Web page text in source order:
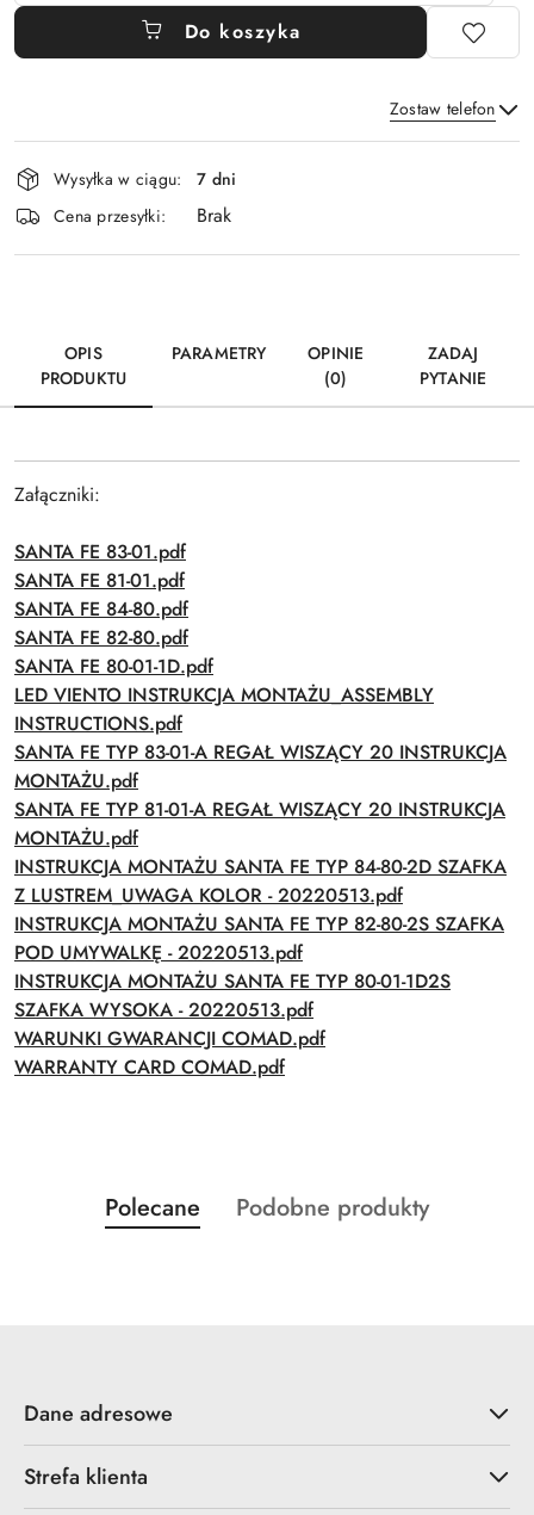
Do koszyka
Zostaw telefon
Dostępność
i
dostawa
Wysyłka w ciągu:
7 dni
Cena przesyłki:
Brak
OPIS
PRODUKTU
PARAMETRY
OPINIE
(0)
ZADAJ
PYTANIE
Załączniki:
SANTA FE 83-01.pdf
SANTA FE 81-01.pdf
SANTA FE 84-80.pdf
SANTA FE 82-80.pdf
SANTA FE 80-01-1D.pdf
LED VIENTO INSTRUKCJA MONTAŻU_ASSEMBLY
INSTRUCTIONS.pdf
SANTA FE TYP 83-01-A REGAŁ WISZĄCY 20 INSTRUKCJA
MONTAŻU.pdf
SANTA FE TYP 81-01-A REGAŁ WISZĄCY 20 INSTRUKCJA
MONTAŻU.pdf
INSTRUKCJA MONTAŻU SANTA FE TYP 84-80-2D SZAFKA
Z LUSTREM_UWAGA KOLOR - 20220513.pdf
INSTRUKCJA MONTAŻU SANTA FE TYP 82-80-2S SZAFKA
POD UMYWALKĘ - 20220513.pdf
INSTRUKCJA MONTAŻU SANTA FE TYP 80-01-1D2S
SZAFKA WYSOKA - 20220513.pdf
WARUNKI GWARANCJI COMAD.pdf
WARRANTY CARD COMAD.pdf
Pomiń karuzelę produktów
Produkty
o
Polecane
Produkty
Podobne produkty
Dane adresowe
Strefa klienta